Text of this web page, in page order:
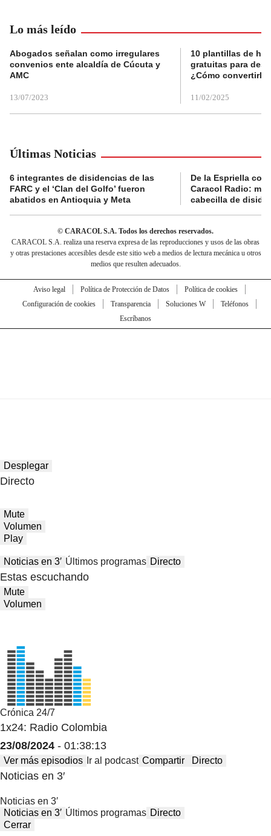
Lo más leído
Abogados señalan como irregulares
convenios ente alcaldía de Cúcuta y
AMC
13/07/2023
10 plantillas de
gratuitas para
¿Cómo convertirla
11/02/2025
Últimas Noticias
6 integrantes de disidencias de las
FARC y el ‘Clan del Golfo’ fueron
abatidos en Antioquia y Meta
De la Espriella
Caracol Radio:
cabecilla de
© CARACOL S.A. Todos los derechos reservados.
CARACOL S.A. realiza una reserva expresa de las reproducciones y usos de las obras
y otras prestaciones accesibles desde este sitio web a medios de lectura mecánica u otros
medios que resulten adecuados.
Aviso legal Política de Protección de Datos
Política de cookies
Configuración de cookies
Transparencia Soluciones W
Teléfonos
Escríbanos
Desplegar
Directo
Mute
Volumen
Play
Noticias en 3′ Últimos programas Directo
Estas escuchando
Mute
Volumen
Crónica 24/7
1x24: Radio Colombia
23/08/2024 - 01:38:13
Ver más episodios Ir al podcast Compartir Directo
Noticias en 3′
Noticias en 3′
Noticias en 3′ Últimos programas Directo
Cerrar